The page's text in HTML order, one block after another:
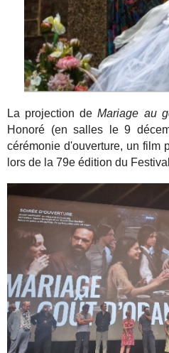
La projection deMariage au
Honoré (en salles le 9
cérémonie d'ouverture, un film
lors de la 79e édition du